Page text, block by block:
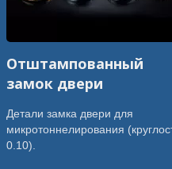
Отштампованный
замок двери
Детали замка двери для
микротоннелирования
0.10).